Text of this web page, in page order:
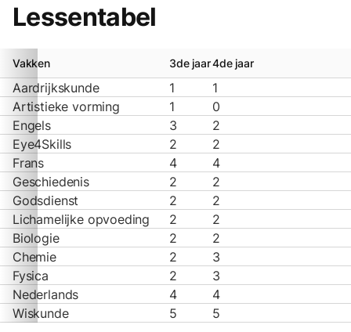
Lessentabel
Vakken 3de jaar4de jaar
Aardrijkskunde 1
1
Artistieke vorming
1
0
Engels
3
2
Eye4Skills
2
2
Frans
4
4
Geschiedenis
2
2
Godsdienst
2
2
Lichamelijke opvoeding
2
2
Biologie
2
2
Chemie
2
3
Fysica
2
3
Nederlands
4
4
Wiskunde
5 5